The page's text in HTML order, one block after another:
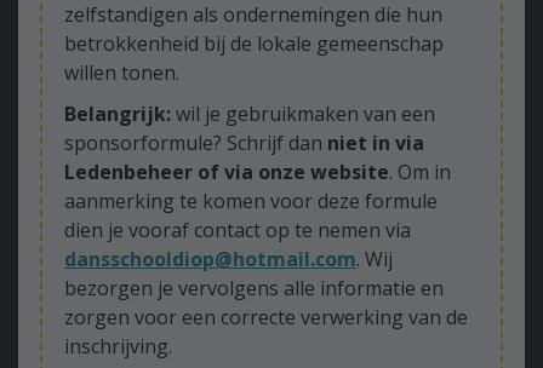
zelfstandigen als ondernemingen die hun
betrokkenheid bij de lokale gemeenschap
willen tonen.
Belangrijk:wil je gebruikmaken van een
sponsorformule? Schrijf dan niet in via
Ledenbeheer of via onze website. Om in
aanmerking te komen voor deze formule
dien je vooraf contact op te nemen via
dansschooldiop@hotmail.com. Wij
bezorgen je vervolgens alle informatie en
zorgen voor een correcte verwerking van de
inschrijving.